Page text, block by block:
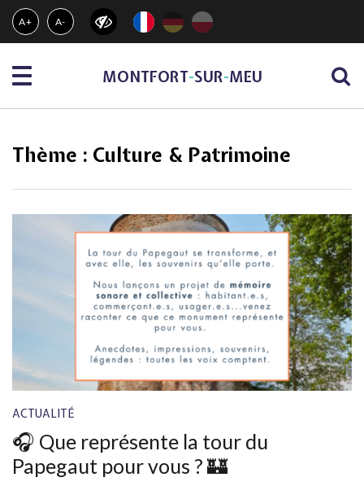
Gestion des traceurs
A+ A-
Menu MONTFORT-SUR-MEU
Thème : Culture & Patrimoine
ACTUALITÉ
🎧 Que représente la tour du
Papegaut pour vous ? 🏰